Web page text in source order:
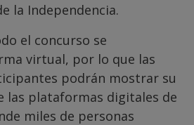
la Independencia.
el concurso se
virtual, por lo que las
podrán mostrar su
las plataformas digitales de
miles de personas